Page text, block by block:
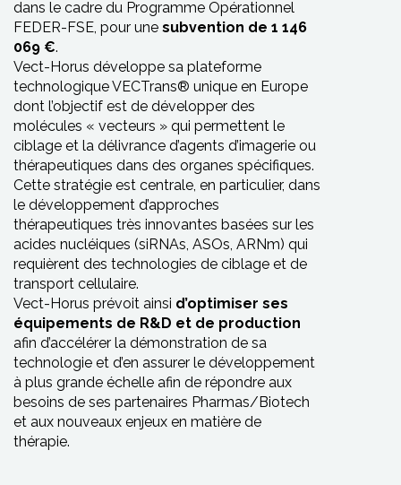
dans le cadre du Programme Opérationnel
FEDER-FSE, pour une subvention de 1 146
069 €.
Vect-Horus développe sa plateforme
technologique VECTrans® unique en Europe
dont l’objectif est de développer des
molécules « vecteurs » qui permettent le
ciblage et la délivrance d’agents d’imagerie ou
thérapeutiques dans des organes spécifiques.
Cette stratégie est centrale, en particulier, dans
le développement d’approches
thérapeutiques très innovantes basées sur les
acides nucléiques (siRNAs, ASOs, ARNm) qui
requièrent des technologies de ciblage et de
transport cellulaire.
Vect-Horus prévoit ainsi d’optimiser ses
équipements de R&D et de production
afin d’accélérer la démonstration de sa
technologie et d’en assurer le développement
à plus grande échelle afin de répondre aux
besoins de ses partenaires Pharmas/Biotech
et aux nouveaux enjeux en matière de
thérapie.